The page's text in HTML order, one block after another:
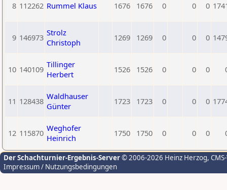
8 112262 Rummel Klaus 1676 1676 0 0 0
9 146973 Strolz
Christoph
1269 1269 0 0 0
10 140109 Tillinger
Herbert
1526 1526 0 0 0
11 128438 Waldhauser
Günter
1723 1723 0 0 0
12 115870 Weghofer
Heinrich
1750 1750 0 0 0
Der Schachturnier-Ergebnis-Server© 2006-2026 Heinz Herzog,
Impressum / Nutzungsbedingungen